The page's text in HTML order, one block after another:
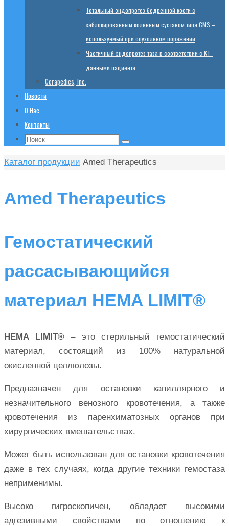
Тотальный эндопротез бедренной кости с
заблокированным коленным суставом типа CMS –
используемый при опухолевом поражении
Частичный эндопротез таза в соответствии с КТ-
данными пациента
Cerapedics, Inc.
Новости
О Нас
Контакты
Поиск:
Поиск
Главная
Каталог продукции Amed Therapeutics
Amed Therapeutics
Гемостатический
рассасывающийся
материал HEMA LIMIT®
HEMA LIMIT®– это стерильный гемостатический
материал, состоящий из 100% натуральной
окисленной целлюлозы.
Предназначен для остановки капиллярного и
незначительного венозного кровотечения, а также
кровотечения из паренхиматозных органов при
хирургических вмешательствах.
Может быть использован для остановки кровотечения
даже в тех случаях, когда другие техники гемостаза
неприменимы.
Высоко гигроскопичен, обладает высокими
адгезивными свойствами по отношению к